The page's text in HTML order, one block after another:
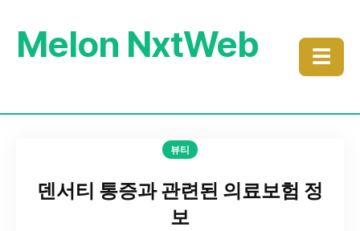
Melon NxtWeb ☰
뷰티
덴서티 통증과 관련된 의료보험 정
보